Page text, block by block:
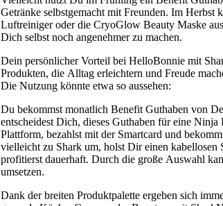
Getränke selbstgemacht mit Freunden. Im Herbst
Luftreiniger oder die CryoGlow Beauty Maske
Dich selbst noch angenehmer zu machen.
Dein persönlicher Vorteil bei HelloBonnie mit
Produkten, die Alltag erleichtern und Freude
Die Nutzung könnte etwa so aussehen:
Du bekommst monatlich Benefit Guthaben von
entscheidest Dich, dieses Guthaben für eine
Plattform, bezahlst mit der Smartcard und
vielleicht zu Shark um, holst Dir einen kabellosen
profitierst dauerhaft. Durch die große Auswahl
umsetzen.
Dank der breiten Produktpalette ergeben sich